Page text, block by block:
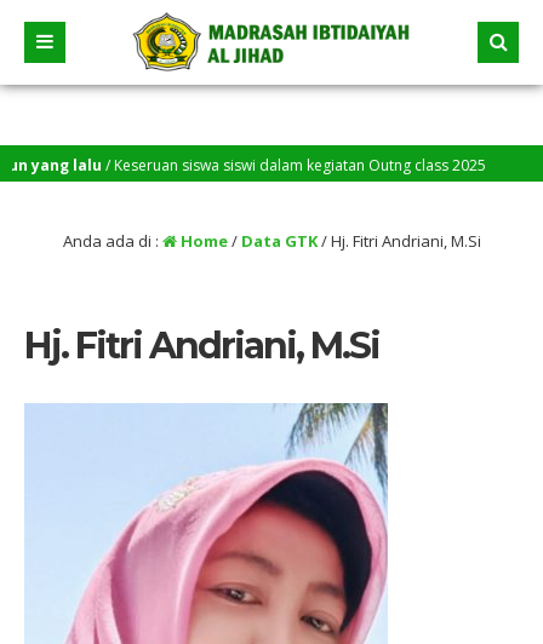
lalu/ Keseruan siswa siswi dalam kegiatan Outng class 2025
Anda ada di : Home/ Data GTK/Hj. Fitri Andriani, M.Si
Hj. Fitri Andriani, M.Si